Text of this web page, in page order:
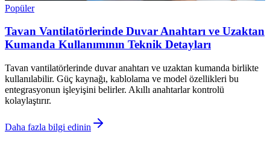
Popüler
Tavan Vantilatörlerinde Duvar Anahtarı ve Uzaktan
Kumanda Kullanımının Teknik Detayları
Tavan vantilatörlerinde duvar anahtarı ve uzaktan kumanda birlikte
kullanılabilir. Güç kaynağı, kablolama ve model özellikleri bu
entegrasyonun işleyişini belirler. Akıllı anahtarlar kontrolü
kolaylaştırır.
Daha fazla bilgi edinin